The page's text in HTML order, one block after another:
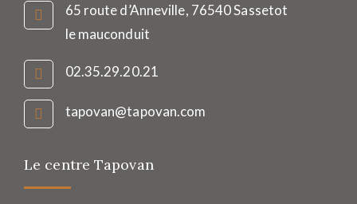
65 route d’Anneville, 76540 Sassetot
le mauconduit
02.35.29.20.21
tapovan@tapovan.com
Le centre Tapovan